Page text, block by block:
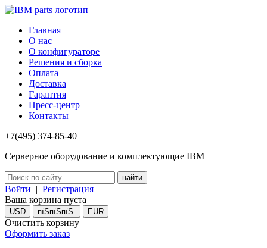
Главная
О нас
О конфигураторе
Решения и сборка
Оплата
Доставка
Гарантия
Пресс-центр
Контакты
+7(495) 374-85-40
Серверное оборудование и комплектующие IBM
Войти | Регистрация
Ваша корзина пуста
USD пїЅпїЅпїЅ. EUR
Очистить корзину
Оформить заказ